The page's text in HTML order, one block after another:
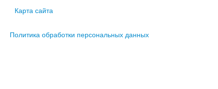
Карта сайта
Политика обработки персональных данных